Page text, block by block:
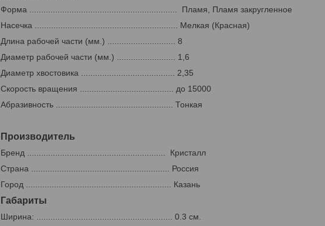
Форма ............................................................... Пламя, Пламя закругленное
Насечка ............................................................. Мелкая (Красная)
Длина рабочей части (мм.) ............................. 8
Диаметр рабочей части (мм.) ......................... 1,6
Диаметр хвостовика ........................................ 2,35
Скорость вращения ........................................ до 15000
Абразивность .................................................. Тонкая
Производитель
Бренд ........................................................... Кристалл
Страна ........................................................... Россия
Город .............................................................. Казань
Габариты
Ширина: .......................................................... 0.3 см.